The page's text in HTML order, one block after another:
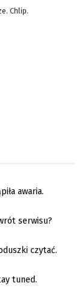
Chlip.
awaria.
serwisu?
czytać.
tuned.